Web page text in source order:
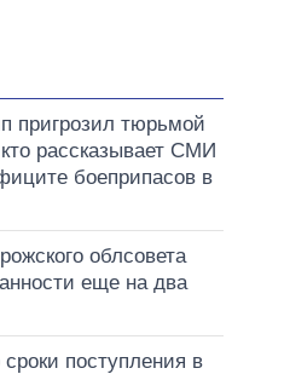
пригрозил тюрьмой
рассказывает СМИ
боеприпасов в
облсовета
еще на два
поступления в